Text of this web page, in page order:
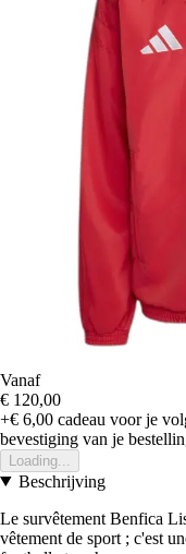
Vanaf
€ 120,00
+€ 6,00 cadeau voor je
bevestiging van je
Loading...
Beschrijving
Le survêtement Benfica
vêtement de sport ; c'est